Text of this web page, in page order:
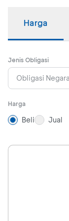
Harga
Jenis Obligasi
Obligasi
Harga
Beli Jual